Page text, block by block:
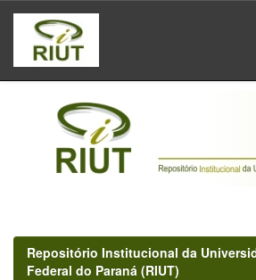
Skip
navigation
Repositório Institucional da
Federal do Paraná (RIUT)